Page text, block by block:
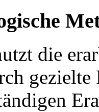
die